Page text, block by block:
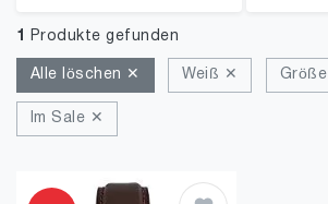
1 Produkte gefunden
Alle löschen ✕ Weiß ✕
Im Sale ✕